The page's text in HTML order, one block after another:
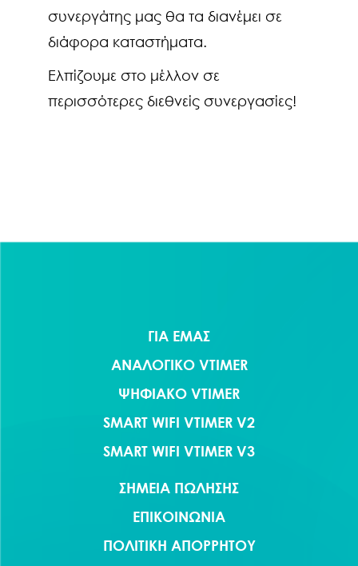
συνεργάτης μας θα τα διανέμει σε
διάφορα καταστήματα.
Ελπίζουμε στο μέλλον σε
περισσότερες διεθνείς συνεργασίες!
ΓΙΑ ΕΜΑΣ
ΑΝΑΛΟΓΙΚΟ VTIMER
ΨΗΦΙΑΚΟ VTIMER
SMART WIFI VTIMER V2
SMART WIFI VTIMER V3
ΣΗΜΕΙΑ ΠΩΛΗΣΗΣ
ΕΠΙΚΟΙΝΩΝΙΑ
ΠΟΛΙΤΙΚΗ ΑΠΟΡΡΗΤΟΥ